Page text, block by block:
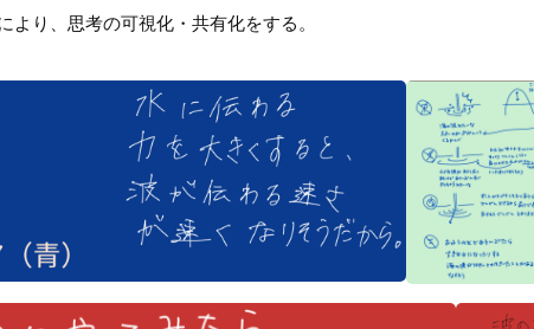
より、思考の可視化・共有化をする。